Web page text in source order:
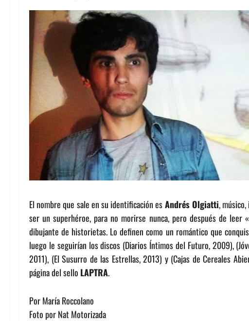
El nombre que sale en su identificación esAndrés Olgiatti,
ser un superhéroe, para no morirse nunca, pero después de
dibujante de historietas. Lo definen como un romántico que
luego le seguirían los discos (Diarios Íntimos del Futuro, 2009),
2011), (El Susurro de las Estrellas, 2013) y (Cajas de Cereales
página del sello LAPTRA.
Por María Roccolano
Foto por Nat Motorizada